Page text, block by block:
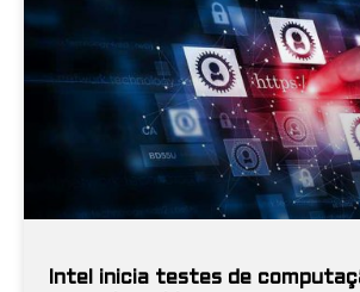
Intel inicia testes de